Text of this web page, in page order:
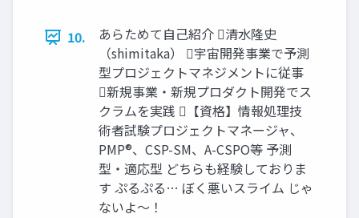
10.
あらためて自己紹介 清水隆史
（shimitaka） 宇宙開発事業で予測
型プロジェクトマネジメントに従事
新規事業・新規プロダクト開発でス
クラムを実践 【資格】情報処理技
術者試験プロジェクトマネージャ、
PMP®、CSP-SM、A-CSPO等 予測
型・適応型 どちらも経験しておりま
す ぷるぷる… ぼく悪いスライム じゃ
ないよ～！